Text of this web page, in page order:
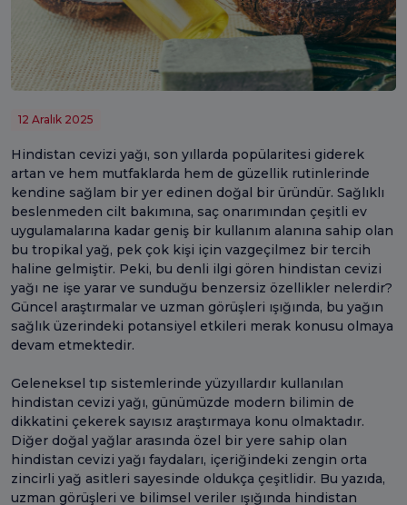
12 Aralık 2025
Hindistan cevizi yağı, son yıllarda popülaritesi giderek
artan ve hem mutfaklarda hem de güzellik rutinlerinde
kendine sağlam bir yer edinen doğal bir üründür. Sağlıklı
beslenmeden cilt bakımına, saç onarımından çeşitli ev
uygulamalarına kadar geniş bir kullanım alanına sahip olan
bu tropikal yağ, pek çok kişi için vazgeçilmez bir tercih
haline gelmiştir. Peki, bu denli ilgi gören hindistan cevizi
yağı ne işe yarar ve sunduğu benzersiz özellikler nelerdir?
Güncel araştırmalar ve uzman görüşleri ışığında, bu yağın
sağlık üzerindeki potansiyel etkileri merak konusu olmaya
devam etmektedir.
Geleneksel tıp sistemlerinde yüzyıllardır kullanılan
hindistan cevizi yağı, günümüzde modern bilimin de
dikkatini çekerek sayısız araştırmaya konu olmaktadır.
Diğer doğal yağlar arasında özel bir yere sahip olan
hindistan cevizi yağı faydaları, içeriğindeki zengin orta
zincirli yağ asitleri sayesinde oldukça çeşitlidir. Bu yazıda,
uzman görüşleri ve bilimsel veriler ışığında hindistan